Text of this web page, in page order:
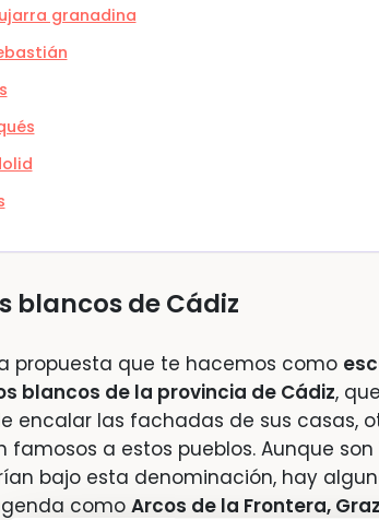
granadina
blancos de Cádiz
propuesta que te hacemos como
blancos de la provincia de Cádiz,
encalar las fachadas de sus casas,
famosos a estos pueblos. Aunque son
bajo esta denominación, hay
como Arcos de la Frontera,